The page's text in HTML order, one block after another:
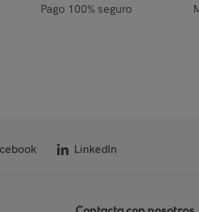
Pago 100% seguro
LinkedIn